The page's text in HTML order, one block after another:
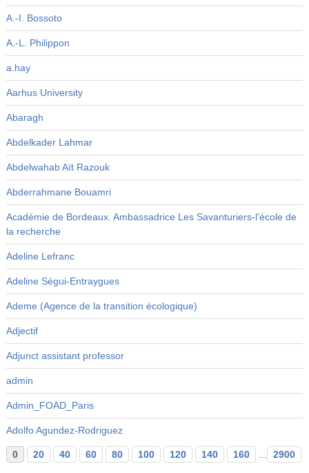
A.-I. Bossoto
A.-L. Philippon
a.hay
Aarhus University
Abaragh
Abdelkader Lahmar
Abdelwahab Aït Razouk
Abderrahmane Bouamri
Académie de Bordeaux. Ambassadrice Les Savanturiers-l’école de
la recherche
Adeline Lefranc
Adeline Ségui-Entraygues
Ademe (Agence de la transition écologique)
Adjectif
Adjunct assistant professor
admin
Admin_FOAD_Paris
Adolfo Agundez-Rodriguez
0 20 40 60 80 100 120 140 160 ... 2900